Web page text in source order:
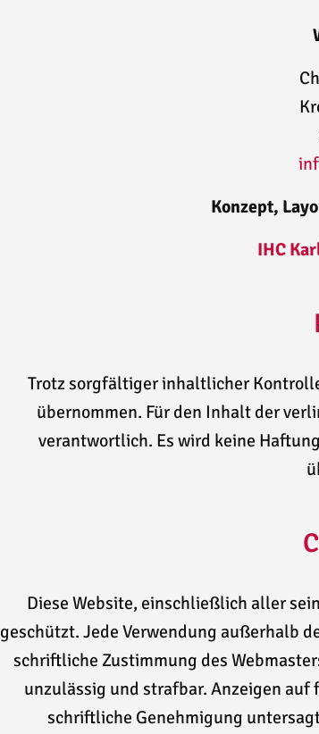
Konzept,
IHC
Trotz sorgfältiger inhaltlicher
übernommen. Für den Inhalt der
verantwortlich. Es wird keine
Diese Website, einschließlich aller
geschützt. Jede Verwendung außerhalb
schriftliche Zustimmung des
unzulässig und strafbar. Anzeigen
schriftliche Genehmigung